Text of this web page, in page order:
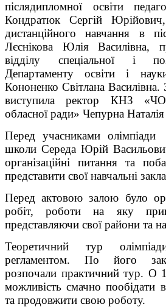
післядипломної освіти
Кондратюк Сергій Юрійович,
дистанційного навчання в
Лєснікова Юлія Василівна,
відділу спеціальної і
Департаменту освіти і
Кононенко Світлана
виступила ректор КНЗ
обласної ради» Чепурна
Перед учасниками олімпіади
школи Середа Юрій
організаційні питання та
представити свої навчальні
Перед актовою залою було
робіт, роботи на яку
представляючи свої райони та
Теоретичний тур
регламентом. По його
розпочали практичний тур. О
можливість смачно пообідати
та продовжити свою роботу.